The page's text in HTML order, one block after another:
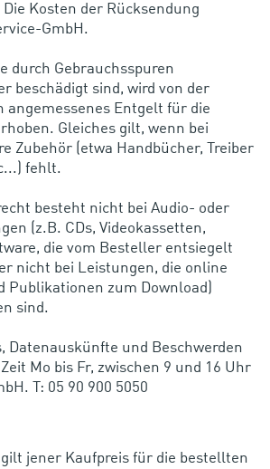
Kosten der Rücksendung
GmbH.
durch Gebrauchsspuren
beschädigt sind, wird von der
angemessenes Entgelt für die
Gleiches gilt, wenn bei
Zubehör (etwa Handbücher, Treiber
fehlt.
besteht nicht bei Audio- oder
(z.B. CDs, Videokassetten,
die vom Besteller entsiegelt
nicht bei Leistungen, die online
Publikationen zum Download)
sind.
Datenauskünfte und Beschwerden
Mo bis Fr, zwischen 9 und 16 Uhr
T: 05 90 900 5050
gilt jener Kaufpreis für die bestellten